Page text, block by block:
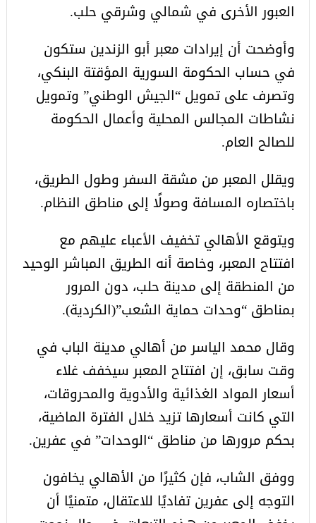
العبور الأخرى في شمالي وشرقي حلب.
وأوضحت أن إيرادات معبر أبو الزندين ستكون
في حساب الحكومة السورية المؤقتة البنكي،
وتصرف على تمويل “الجيش الوطني” وتمويل
نشاطات المجالس المحلية وأعمال الحكومة
للصالح العام.
ويقلل المعبر من مشقة السفر وطول الطريق،
باختصاره المسافة وصولًا إلى مناطق النظام.
ويتوقع الأهالي تخفيف الأعباء عليهم مع
افتتاح المعبر، وخاصة أنه الطريق المباشر الوحيد
من المنطقة إلى مدينة حلب، دون المرور
بمناطق “وحدات حماية الشعب”(الكردية).
وقال محمد الياسر من أهالي مدينة الباب في
وقت سابق، إن افتتاح المعبر سيخفف غلاء
أسعار المواد الغذائية والأدوية والمحروقات،
التي كانت أسعارها تزيد خلال الفترة الماضية،
بحكم مرورها من مناطق “الوحدات” في عفرين.
ووفق الشاب، فإن كثيرًا من الأهالي يخافون
التوجه إلى عفرين تفاديًا للاعتقال، متمنيًا أن